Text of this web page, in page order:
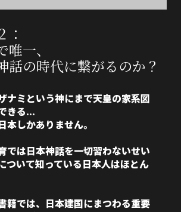
：
一、
話の時代に繋がるのか？
ナミという神にまで天皇の家系図
きる...
本しかありません。
では日本神話を一切習わないせい
ついて知っている日本人はほとん
籍では、日本建国にまつわる重要